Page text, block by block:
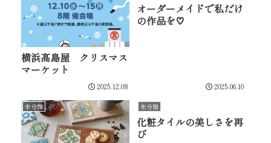
横浜髙島屋 クリスマス
マーケット
2025.12.08
オーダーメイドで私だけ
の作品を♡
2025.06.10
未分類 未分類
化粧タイルの美しさを再
び